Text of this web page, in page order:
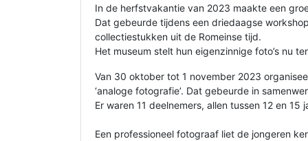
In de herfstvakantie van 2023 maakte een
Dat gebeurde tijdens een driedaagse
collectiestukken uit de Romeinse tijd.
Het museum stelt hun eigenzinnige foto’s nu
Van 30 oktober tot 1 november 2023
‘analoge fotografie’. Dat gebeurde in
Er waren 11 deelnemers, allen tussen 12 en 15
Een professioneel fotograaf liet de jongeren